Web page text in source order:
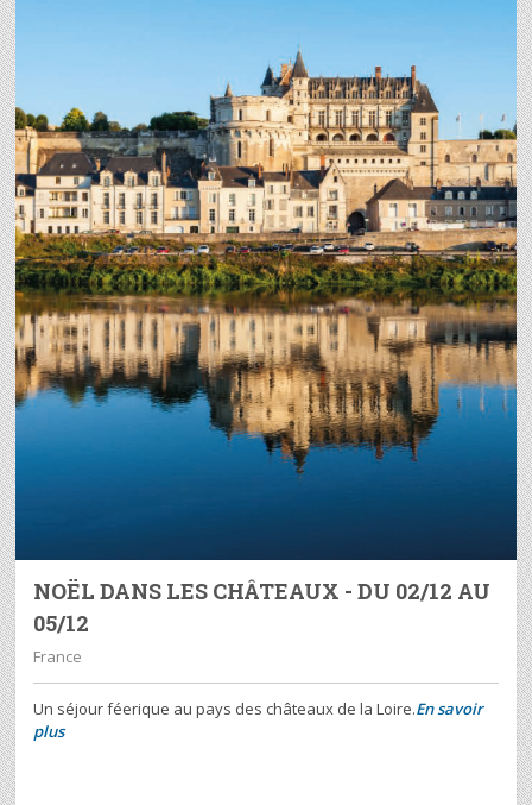
NOËL DANS LES CHÂTEAUX - DU 02/12 AU
05/12
France
Un séjour féerique au pays des châteaux de la Loire.En savoir
plus